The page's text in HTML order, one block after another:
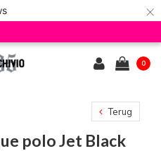
×
0
Terug
polo Jet Black